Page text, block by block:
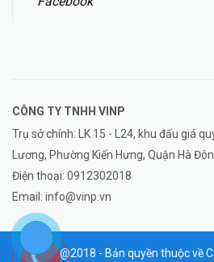
CÔNG TY TNHH VINP
Trụ sở chính: LK 15 - L24, khu đấu giá
Lương, Phường Kiến Hưng, Quận Hà
Điện thoại: 0912302018
Email: info@vinp.vn
@2018 - Bản quyền thuộc về